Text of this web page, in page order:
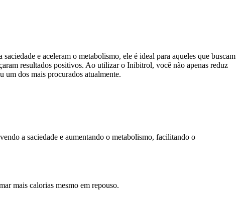
e aceleram o metabolismo, ele é ideal para aqueles que buscam
resultados positivos. Ao utilizar o Inibitrol, você não apenas reduz
um dos mais procurados atualmente.
a saciedade e aumentando o metabolismo, facilitando o
mais calorias mesmo em repouso.